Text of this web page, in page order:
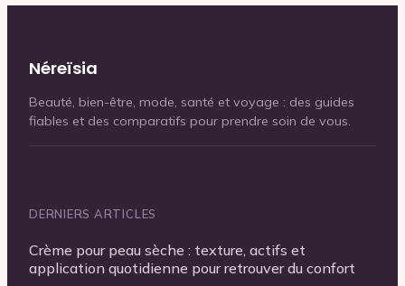
Néreïsia
Beauté, bien-être, mode, santé et voyage : des guides
fiables et des comparatifs pour prendre soin de vous.
DERNIERS ARTICLES
Crème pour peau sèche : texture, actifs et
application quotidienne pour retrouver du confort